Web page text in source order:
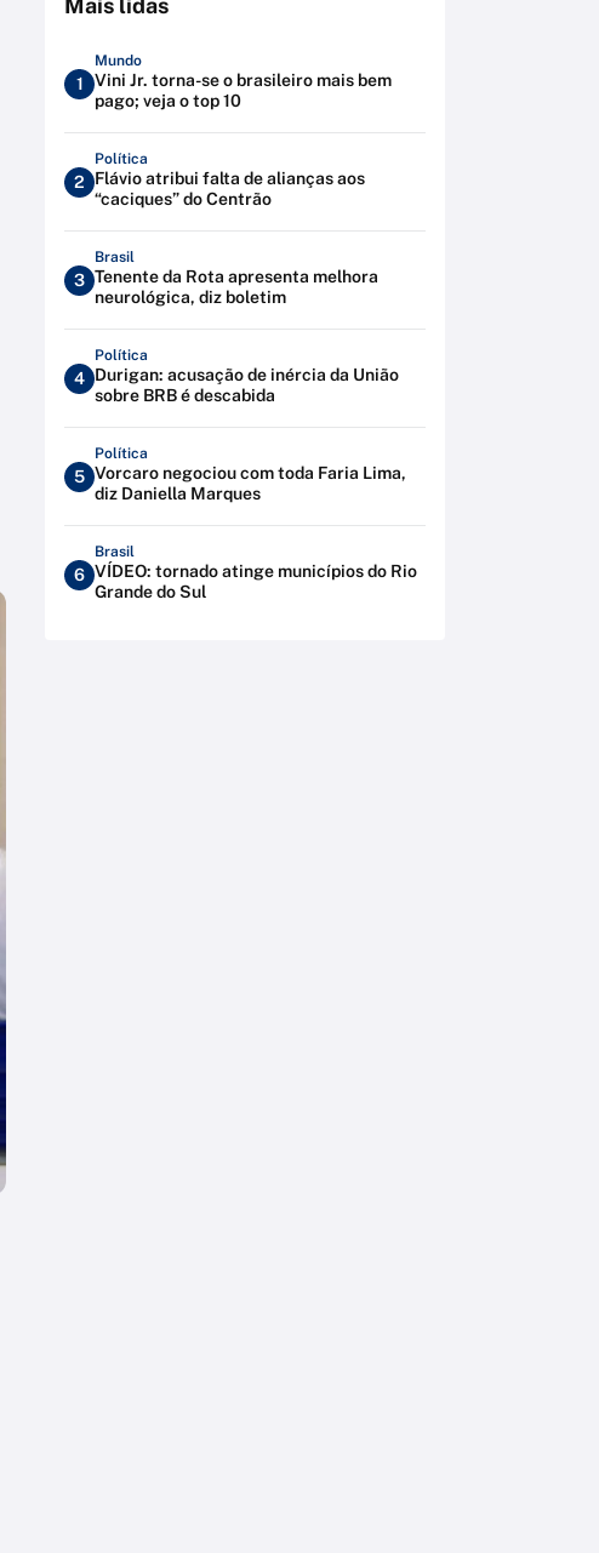
Mais lidas
1
Mundo
Vini Jr. torna-se o brasileiro mais bem
pago; veja o top 10
2
Política
Flávio atribui falta de alianças aos
“caciques” do Centrão
3
Brasil
Tenente da Rota apresenta melhora
neurológica, diz boletim
4
Política
Durigan: acusação de inércia da União
sobre BRB é descabida
5
Política
Vorcaro negociou com toda Faria Lima,
diz Daniella Marques
6
Brasil
VÍDEO: tornado atinge municípios do Rio
Grande do Sul